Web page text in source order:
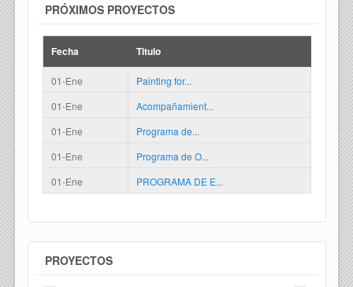
PRÓXIMOS PROYECTOS
Fecha Titulo
01-Ene
Painting for...
01-Ene
Acompañamient...
01-Ene
Programa de...
01-Ene
Programa de O...
01-Ene
PROGRAMA DE E...
PROYECTOS